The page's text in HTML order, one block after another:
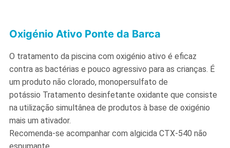
Oxigénio Ativo Ponte da Barca
O tratamento da piscina com oxigénio ativo é eficaz
contra as bactérias e pouco agressivo para as crianças. É
um produto não clorado, monopersulfato de
potássio Tratamento desinfetante oxidante que consiste
na utilização simultânea de produtos à base de oxigénio
mais um ativador.
Recomenda-se acompanhar com algicida CTX-540 não